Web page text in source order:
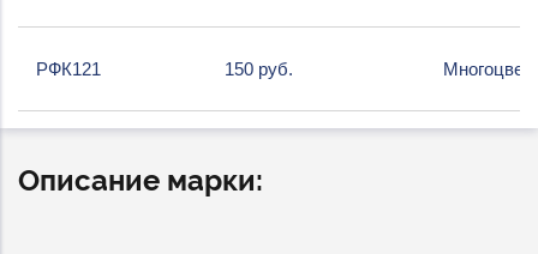
РФК121 150 руб.
Описание марки: